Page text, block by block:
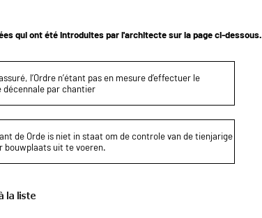
qui ont été introduites par l'architecte sur la page ci-dessous.
l’Ordre n’étant pas en mesure d’effectuer le
décennale par chantier
de Orde is niet in staat om de controle van de tienjarige
bouwplaats uit te voeren.